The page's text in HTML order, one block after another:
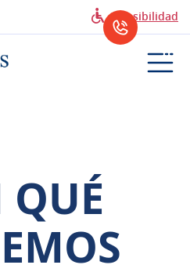
Accesibilidad
QUÉ